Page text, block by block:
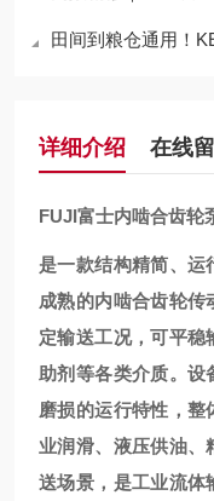
田间到粮仓通用！
详细介绍 在线
FUJI富士内啮合齿轮
是一款结构精简、运
成熟的内啮合齿轮传
定输送工况，可平稳
助剂等各类介质。
磨损的运行特性，整
业润滑、液压供油、
送场景，是工业流体